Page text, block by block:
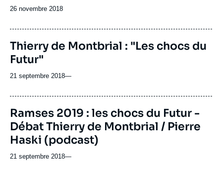
Date
publication
26 novembre 2018
Thierry de Montbrial : "Les chocs du
Futur"
21 septembre 2018—
Ramses 2019 : les chocs du Futur -
Débat Thierry de Montbrial / Pierre
Haski (podcast)
21 septembre 2018—